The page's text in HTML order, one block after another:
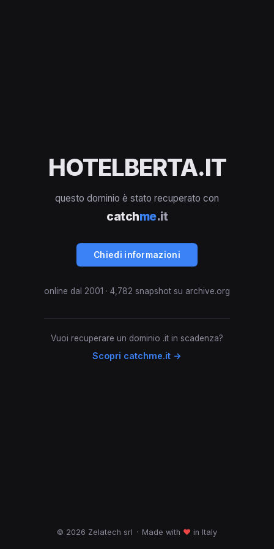
HOTELBERTA.IT
questo dominio è stato recuperato con
catchme.it
Chiedi informazioni
online dal 2001 · 4,782 snapshot su archive.org
Vuoi recuperare un dominio .it in scadenza?
Scopri catchme.it →
© 2026 Zelatech srl · Made with ♥ in Italy